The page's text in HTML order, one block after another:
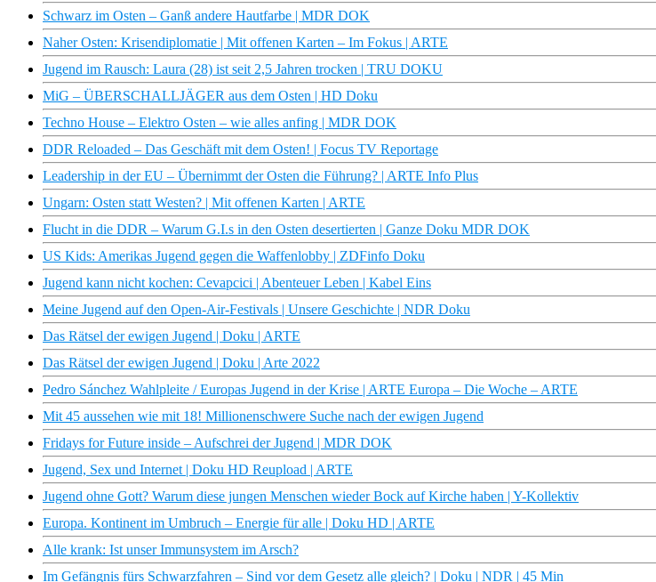
Schwarz im Osten – Ganß andere Hautfarbe | MDR DOK
Naher Osten: Krisendiplomatie | Mit offenen Karten – Im Fokus | ARTE
Jugend im Rausch: Laura (28) ist seit 2,5 Jahren trocken | TRU DOKU
MiG – ÜBERSCHALLJÄGER aus dem Osten | HD Doku
Techno House – Elektro Osten – wie alles anfing | MDR DOK
DDR Reloaded – Das Geschäft mit dem Osten! | Focus TV Reportage
Leadership in der EU – Übernimmt der Osten die Führung? | ARTE Info Plus
Ungarn: Osten statt Westen? | Mit offenen Karten | ARTE
Flucht in die DDR – Warum G.I.s in den Osten desertierten | Ganze Doku MDR DOK
US Kids: Amerikas Jugend gegen die Waffenlobby | ZDFinfo Doku
Jugend kann nicht kochen: Cevapcici | Abenteuer Leben | Kabel Eins
Meine Jugend auf den Open-Air-Festivals | Unsere Geschichte | NDR Doku
Das Rätsel der ewigen Jugend | Doku | ARTE
Das Rätsel der ewigen Jugend | Doku | Arte 2022
Pedro Sánchez Wahlpleite / Europas Jugend in der Krise | ARTE Europa – Die Woche – ARTE
Mit 45 aussehen wie mit 18! Millionenschwere Suche nach der ewigen Jugend
Fridays for Future inside – Aufschrei der Jugend | MDR DOK
Jugend, Sex und Internet | Doku HD Reupload | ARTE
Jugend ohne Gott? Warum diese jungen Menschen wieder Bock auf Kirche haben | Y-Kollektiv
Europa. Kontinent im Umbruch – Energie für alle | Doku HD | ARTE
Alle krank: Ist unser Immunsystem im Arsch?
Im Gefängnis fürs Schwarzfahren – Sind vor dem Gesetz alle gleich? | Doku | NDR | 45 Min